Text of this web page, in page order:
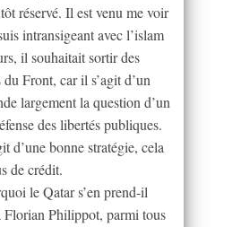
réservé. Il est venu me voir
intransigeant avec l’islam
il souhaitait sortir des
Front, car il s’agit d’un
largement la question d’un
des libertés publiques.
d’une bonne stratégie, cela
de crédit.
le Qatar s’en prend-il
Florian Philippot, parmi tous